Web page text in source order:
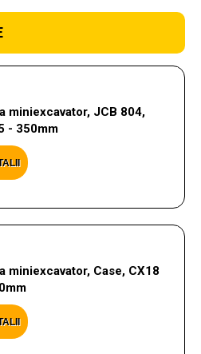
miniexcavator, JCB 804,
- 350mm
miniexcavator, Case, CX18